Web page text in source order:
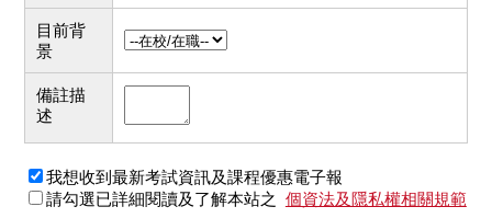
目前背
景
備註描
述
我想收到最新考試資訊及課程優惠電子報
請勾選已詳細閱讀及了解本站之 個資法及隱私權相關規範